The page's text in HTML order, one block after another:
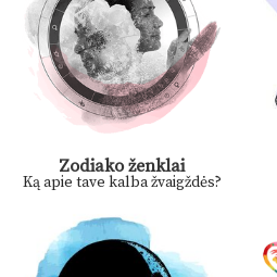
Zodiako ženklai
Ką apie tave kalba žvaigždės?